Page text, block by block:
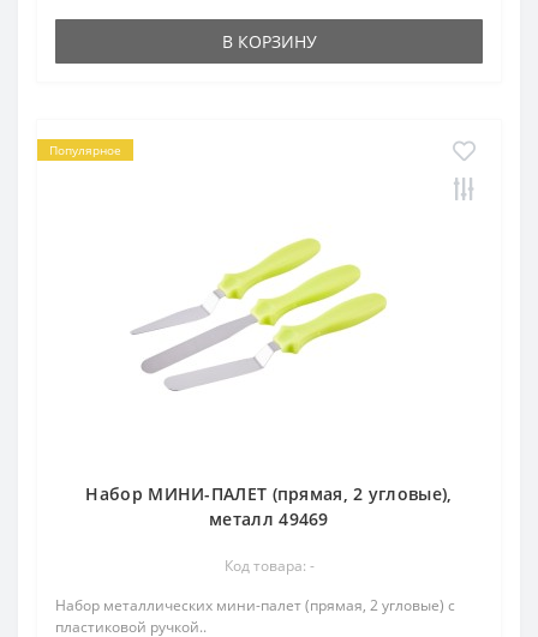
В КОРЗИНУ
Популярное
Набор МИНИ-ПАЛЕТ (прямая, 2 угловые),
металл 49469
Код товара: -
Набор металлических мини-палет (прямая, 2 угловые) с
пластиковой ручкой..